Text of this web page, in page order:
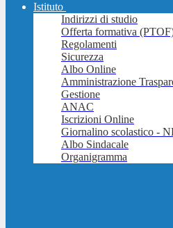
Istituto
Indirizzi di studio
Offerta formativa
Regolamenti
Sicurezza
Albo Online
Amministrazione
Gestione
ANAC
Iscrizioni Online
Giornalino scolastico -
Albo Sindacale
Organigramma